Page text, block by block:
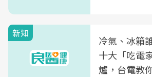
新知
冷氣、冰箱
十大「吃電
爐，台電教